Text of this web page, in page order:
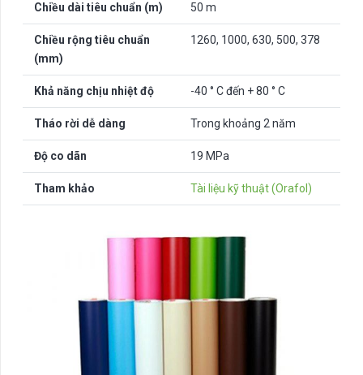
Chiều dài tiêu chuẩn (m) 50 m
Chiều rộng tiêu chuẩn
(mm)
1260, 1000, 630, 500, 378
Khả năng chịu nhiệt độ -40 ° C đến + 80 ° C
Tháo rời dễ dàng Trong khoảng 2 năm
Độ co dãn 19 MPa
Tham khảo Tài liệu kỹ thuật (Orafol)